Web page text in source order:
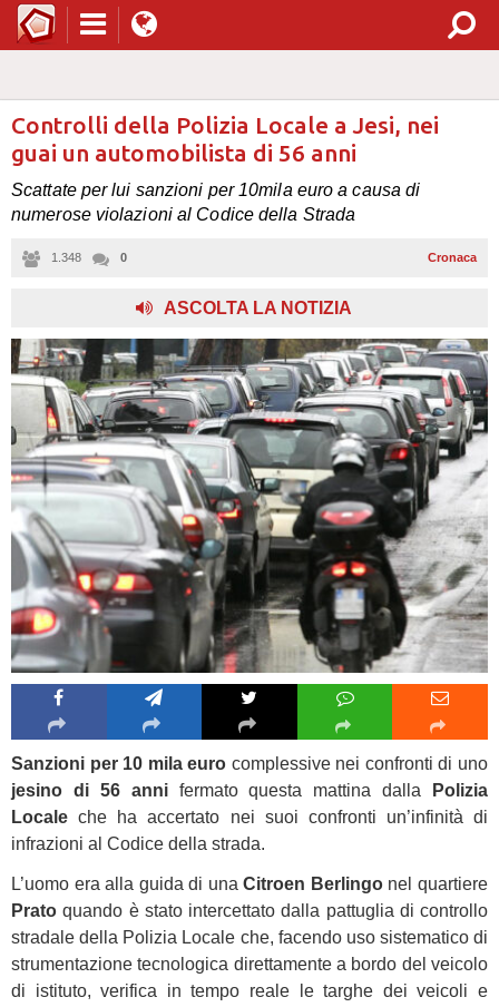
Controlli della Polizia Locale a Jesi, nei
guai un automobilista di 56 anni
Scattate per lui sanzioni per 10mila euro a causa di
numerose violazioni al Codice della Strada
1.348 0 Cronaca
ASCOLTA LA NOTIZIA
Sanzioni per 10 mila euro complessive nei confronti di uno
jesino di 56 annifermato questa mattina dalla
Polizia
Locale che ha accertato nei suoi confronti un’infinità di
infrazioni al Codice della strada.
L’uomo era alla guida di unaCitroen Berlingonel quartiere
Prato quando è stato intercettato dalla pattuglia di controllo
stradale della Polizia Locale che, facendo uso sistematico di
strumentazione tecnologica direttamente a bordo del veicolo
di istituto, verifica in tempo reale le targhe dei veicoli e